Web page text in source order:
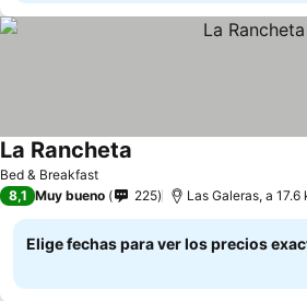
Bed & Breakfast
La Rancheta
8,1 Muy bueno 225
Elige fechas para ver los precios